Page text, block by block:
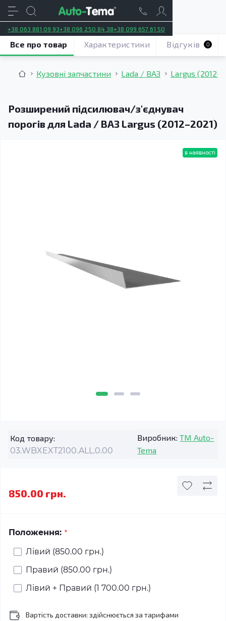
+38 063 881 09 93+38 096 250 84 38+38 099 657 61 50
Кузовні запчастини Lada / ВАЗ Largus
Розширений підсилювач/з'єднувач
порогів для Lada / ВАЗ Largus (2012–2021)
Все про товар Характеристики Відгуків 0
в наявності
Код товару:
03.WBXEXT2100.ALL.0.00
Виробник: TM Auto-
Tema
850.00 грн.
Положення: *
Лівий (850.00 грн.)
Правий (850.00 грн.)
Лівий + Правий (1 700.00 грн.)
Вартість доставки: здійснюється за тарифами